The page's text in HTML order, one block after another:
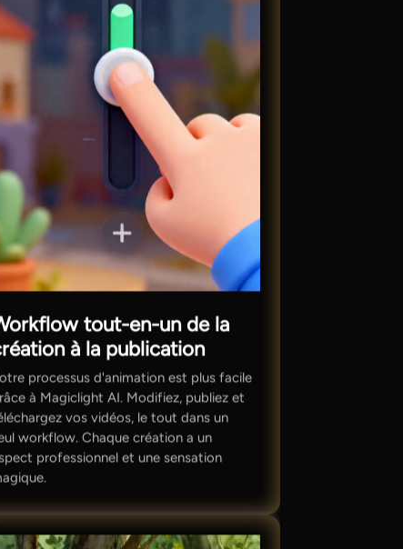
tout-en-un de la
à la publication
processus d'animation est plus facile
à Magiclight AI. Modifiez, publiez et
vos vidéos, le tout dans un
workflow. Chaque création a un
professionnel et une sensation